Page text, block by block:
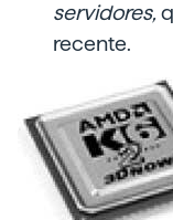
servidores,
recente.